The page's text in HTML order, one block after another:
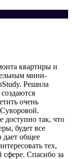
квартиры и
мини-
Решила
очень
доступно так, что
будет все
дает общее
тех,
сфере. Спасибо за